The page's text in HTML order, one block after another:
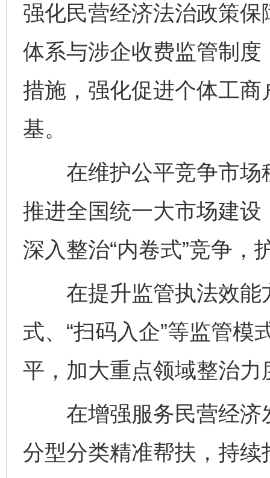
强化民营经济法治政策
体系与涉企收费监管制
措施，强化促进个体工
基。
在维护公平竞争市场
推进全国统一大市场建
深入整治“内卷式”竞争，
在提升监管执法效能
式、“扫码入企”等监管
平，加大重点领域整治
在增强服务民营经济
分型分类精准帮扶，持续